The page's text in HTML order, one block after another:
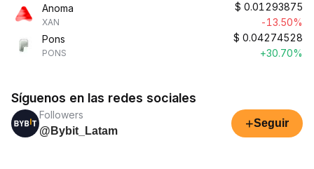
Anoma
XAN
$ 0.01293875
-13.50%
Pons
PONS
$ 0.04274528
+30.70%
Síguenos en las redes sociales
Followers
@Bybit_Latam
+Seguir